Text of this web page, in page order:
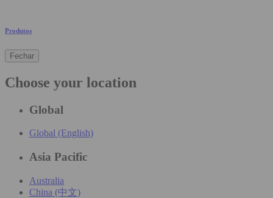
Produtos
Fechar
Choose your location
Global
Global (English)
Asia Pacific
Australia
China (中文)